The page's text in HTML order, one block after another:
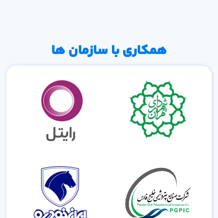
همکاری با سازمان ها